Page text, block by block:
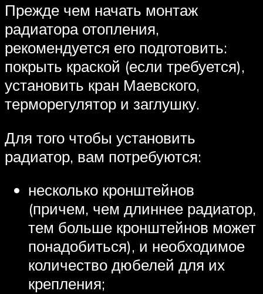
Прежде чем начать монтаж
радиатора отопления,
рекомендуется его подготовить:
покрыть краской (если требуется),
установить кран Маевского,
терморегулятор и заглушку.
Для того чтобы установить
радиатор, вам потребуются:
несколько кронштейнов
(причем, чем длиннее радиатор,
тем больше кронштейнов может
понадобиться), и необходимое
количество дюбелей для их
крепления;